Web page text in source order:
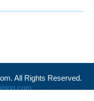
All Rights Reserved.